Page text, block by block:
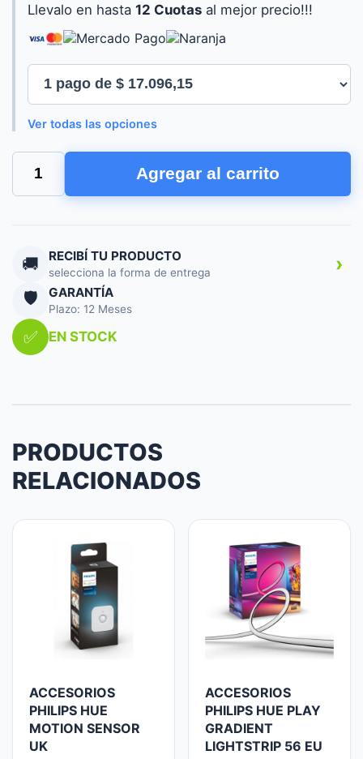
Llevalo en hasta 12 Cuotas al mejor precio!!!
Ver todas las opciones
PULSERA
NOGANET
BT
SB01
cantidad
Agregar al carrito
🚚 RECIBÍ TU PRODUCTO
selecciona la forma de entrega ›
🛡️ GARANTÍA
Plazo: 12 Meses
✅ EN STOCK
PRODUCTOS
RELACIONADOS
ACCESORIOS
PHILIPS HUE
MOTION SENSOR
UK
ACCESORIOS
PHILIPS HUE PLAY
GRADIENT
LIGHTSTRIP 56 EU